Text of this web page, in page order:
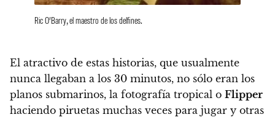
Ric O’Barry, el maestro de los delfines.
El atractivo de estas historias, que usualmente
nunca llegaban a los 30 minutos, no sólo eran los
planos submarinos, la fotografía tropical o Flipper
haciendo piruetas muchas veces para jugar y otras